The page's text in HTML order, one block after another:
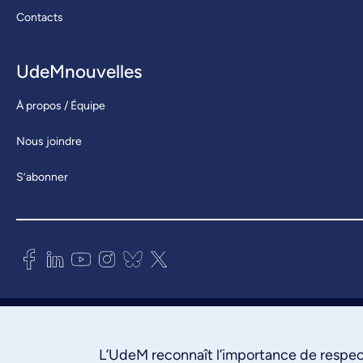
Contacts
UdeMnouvelles
À propos / Équipe
Nous joindre
S’abonner
Bureau des communications et
3744, rue Jean-Brillant, bureau 490
L’UdeM reconnaît l’importance de